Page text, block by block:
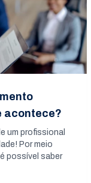
acontece?
um profissional
Por meio
possível saber